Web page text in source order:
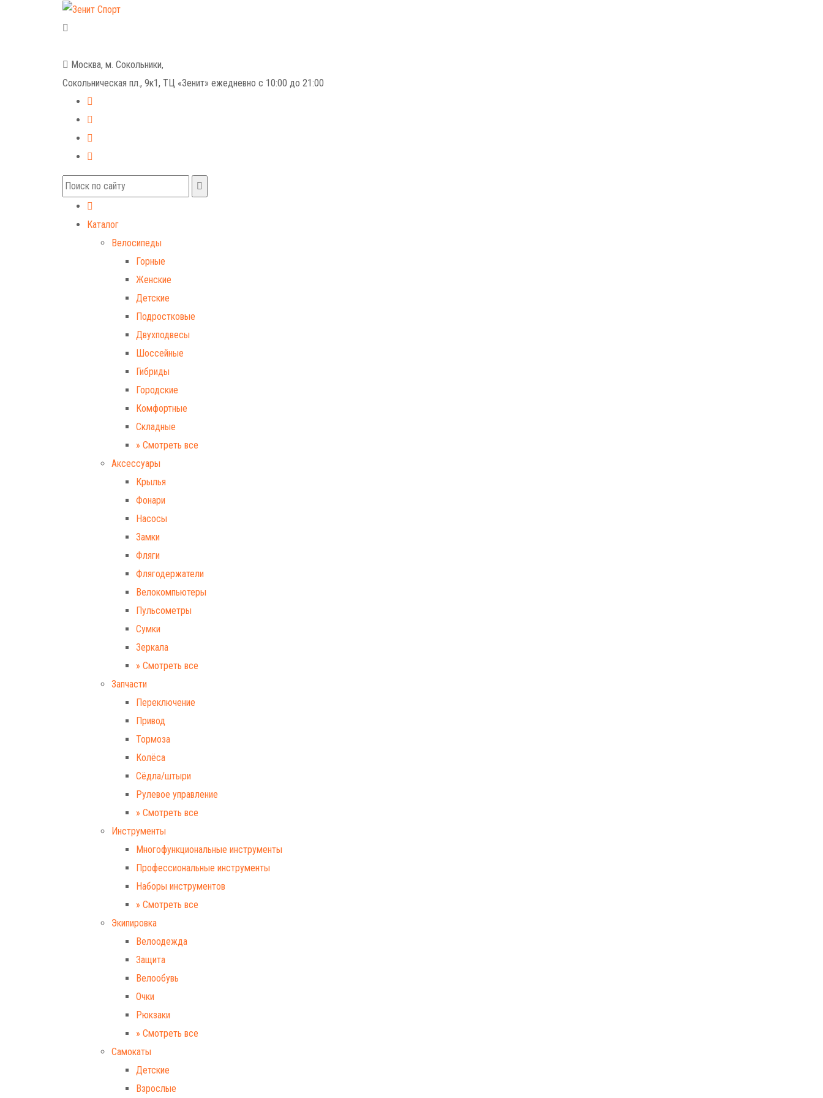
Москва, м. Сокольники,
Сокольническая пл., 9к1, ТЦ «Зенит» ежедневно с 10:00 до 21:00
Каталог
Велосипеды
Горные
Женские
Детские
Подростковые
Двухподвесы
Шоссейные
Гибриды
Городские
Комфортные
Складные
» Смотреть все
Аксессуары
Крылья
Фонари
Насосы
Замки
Фляги
Флягодержатели
Велокомпьютеры
Пульсометры
Сумки
Зеркала
» Смотреть все
Запчасти
Переключение
Привод
Тормоза
Колёса
Сёдла/штыри
Рулевое управление
» Смотреть все
Инструменты
Многофункциональные инструменты
Профессиональные инструменты
Наборы инструментов
» Смотреть все
Экипировка
Велоодежда
Защита
Велообувь
Очки
Рюкзаки
» Смотреть все
Самокаты
Детские
Взрослые